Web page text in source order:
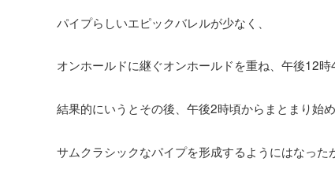
パイプらしいエピックバレルが少なく、
オンホールドに継ぐオンホールドを重ね、午後12時
結果的にいうとその後、午後2時頃からまとまり始め
サムクラシックなパイプを形成するようにはなった